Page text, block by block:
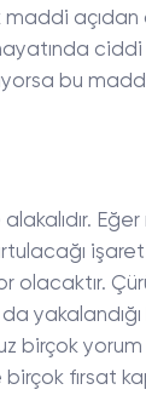
açıdan
ciddi
bu
Eğer
olacaktır.
yakalandığı
birçok yorum
fırsat